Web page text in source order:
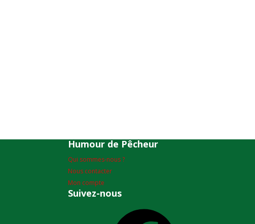
Humour de Pêcheur
Qui sommes-nous ?
Nous contacter
Mon compte
Suivez-nous